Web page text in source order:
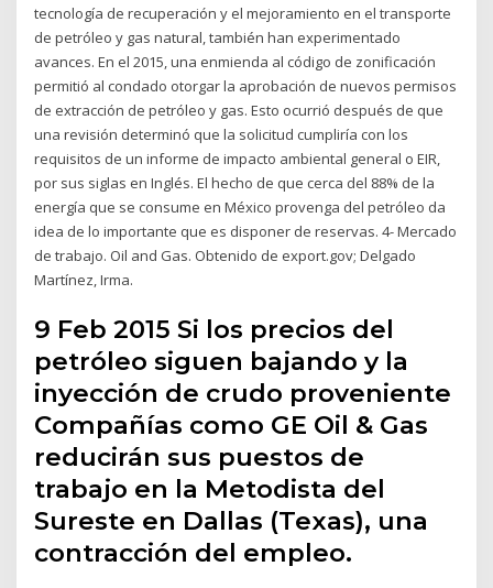
tecnología de recuperación y el mejoramiento en el transporte
de petróleo y gas natural, también han experimentado
avances. En el 2015, una enmienda al código de zonificación
permitió al condado otorgar la aprobación de nuevos permisos
de extracción de petróleo y gas. Esto ocurrió después de que
una revisión determinó que la solicitud cumpliría con los
requisitos de un informe de impacto ambiental general o EIR,
por sus siglas en Inglés. El hecho de que cerca del 88% de la
energía que se consume en México provenga del petróleo da
idea de lo importante que es disponer de reservas. 4- Mercado
de trabajo. Oil and Gas. Obtenido de export.gov; Delgado
Martínez, Irma.
9 Feb 2015 Si los precios del
petróleo siguen bajando y la
inyección de crudo proveniente
Compañías como GE Oil & Gas
reducirán sus puestos de
trabajo en la Metodista del
Sureste en Dallas (Texas), una
contracción del empleo.